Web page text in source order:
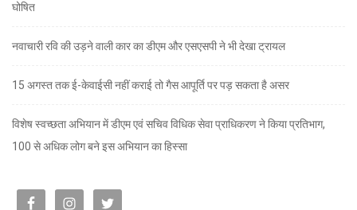
घोषित
नवाचारी रवि की उड़ने वाली कार का डीएम और एसएसपी ने भी देखा ट्रायल
15 अगस्त तक ई-केवाईसी नहीं कराई तो गैस आपूर्ति पर पड़ सकता है असर
विशेष स्वच्छता अभियान में डीएम एवं सचिव विधिक सेवा प्राधिकरण ने किया प्रतिभाग,
100 से अधिक लोग बने इस अभियान का हिस्सा